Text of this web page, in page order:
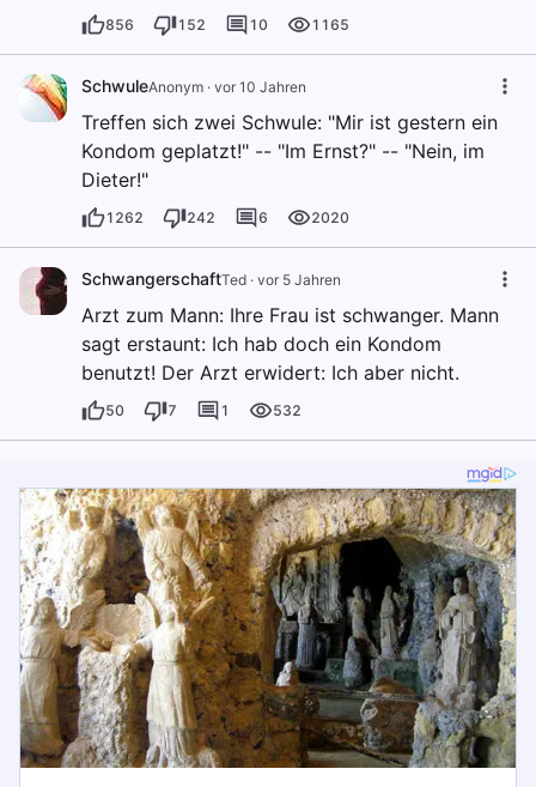
856 152 10 1165
SchwuleAnonym · vor 10 Jahren
Treffen sich zwei Schwule: "Mir ist gestern ein
Kondom geplatzt!" -- "Im Ernst?" -- "Nein, im
Dieter!"
1262 242 6 2020
SchwangerschaftTed · vor 5 Jahren
Arzt zum Mann: Ihre Frau ist schwanger. Mann
sagt erstaunt: Ich hab doch ein Kondom
benutzt! Der Arzt erwidert: Ich aber nicht.
50 7 1 532